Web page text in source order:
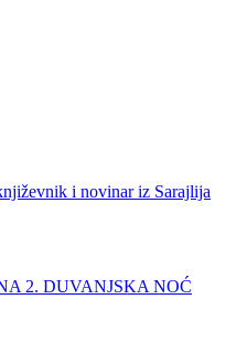
i novinar iz Sarajlija
2. DUVANJSKA NOĆ